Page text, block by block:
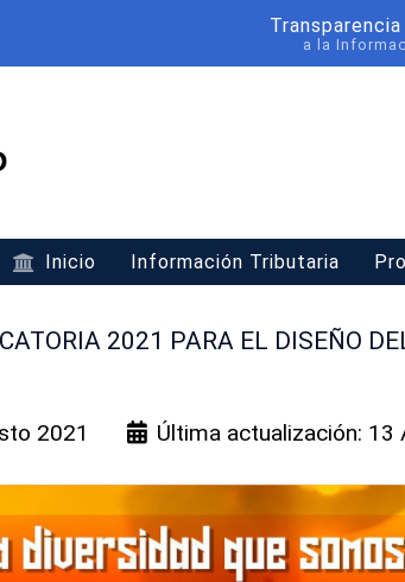
a la
Inicio Información Tributaria
2021 PARA EL DISEÑO
2021 Última actualización: 13